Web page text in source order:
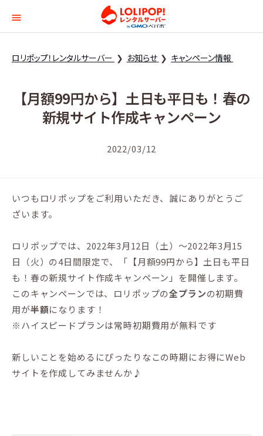
ロリポップ！レンタル
ロリポップ！レンタルサーバー お知らせ キャンペーン情報
【月額99円から】土日も平日も！春の
新規サイト作成キャンペーン
2022/03/12
いつもロリポップをご利用いただき、誠にありがとうご
ざいます。
ロリポップでは、2022年3月12日（土）〜2022年3月15
日（火）の4日間限定で、「【月額99円から】土日も平日
も！春の新規サイト作成キャンペーン」を開催します。
このキャンペーンでは、ロリポップの全プランの初期費
用が半額になります！
※ハイスピードプランは常時初期費用が無料です
新しいことを始めるにぴったりなこの時期にお得にWeb
サイトを作成してみませんか♪